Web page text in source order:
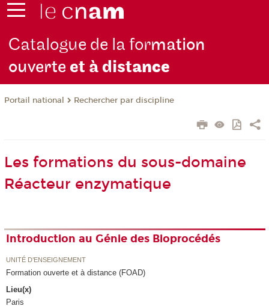
Catalogue de la formation
ouverteet à distance
Portail national Rechercher par discipline
Les formations du sous-domaine
Réacteur enzymatique
Introduction au Génie des Bioprocédés
UNITÉ D’ENSEIGNEMENT
Formation ouverte et à distance (FOAD)
Lieu(x)
Paris